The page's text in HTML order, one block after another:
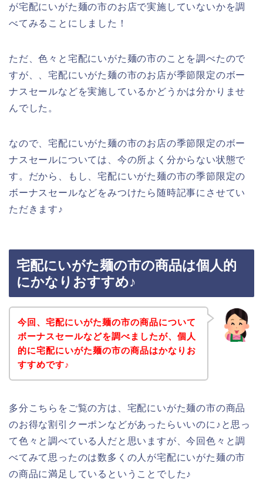
が宅配にいがた麺の市のお店で実施していないかを調
べてみることにしました！
ただ、色々と宅配にいがた麺の市のことを調べたので
すが、、宅配にいがた麺の市のお店が季節限定のボー
ナスセールなどを実施しているかどうかは分かりませ
んでした。
なので、宅配にいがた麺の市のお店の季節限定のボー
ナスセールについては、今の所よく分からない状態で
す。だから、もし、宅配にいがた麺の市の季節限定の
ボーナスセールなどをみつけたら随時記事にさせてい
ただきます♪
宅配にいがた麺の市の商品は個人的
にかなりおすすめ♪
今回、宅配にいがた麺の市の商品について
ボーナスセールなどを調べましたが、個人
的に宅配にいがた麺の市の商品はかなりお
すすめです♪
多分こちらをご覧の方は、宅配にいがた麺の市の商品
のお得な割引クーポンなどがあったらいいのに♪と思っ
て色々と調べている人だと思いますが、今回色々と調
べてみて思ったのは数多くの人が宅配にいがた麺の市
の商品に満足しているということでした♪